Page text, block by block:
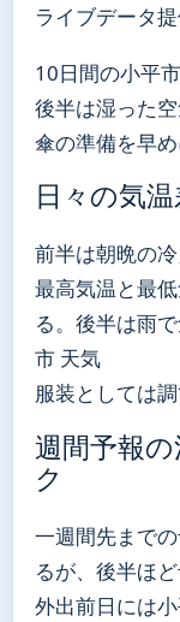
ライブデータ提
10日間の小平
後半は湿った
傘の準備を早め
日々の気
前半は朝晩の冷
最高気温と最
る。後半は雨
市 天気
服装としては
週間予報
ク
一週間先まで
るが、後半ほ
外出前日には